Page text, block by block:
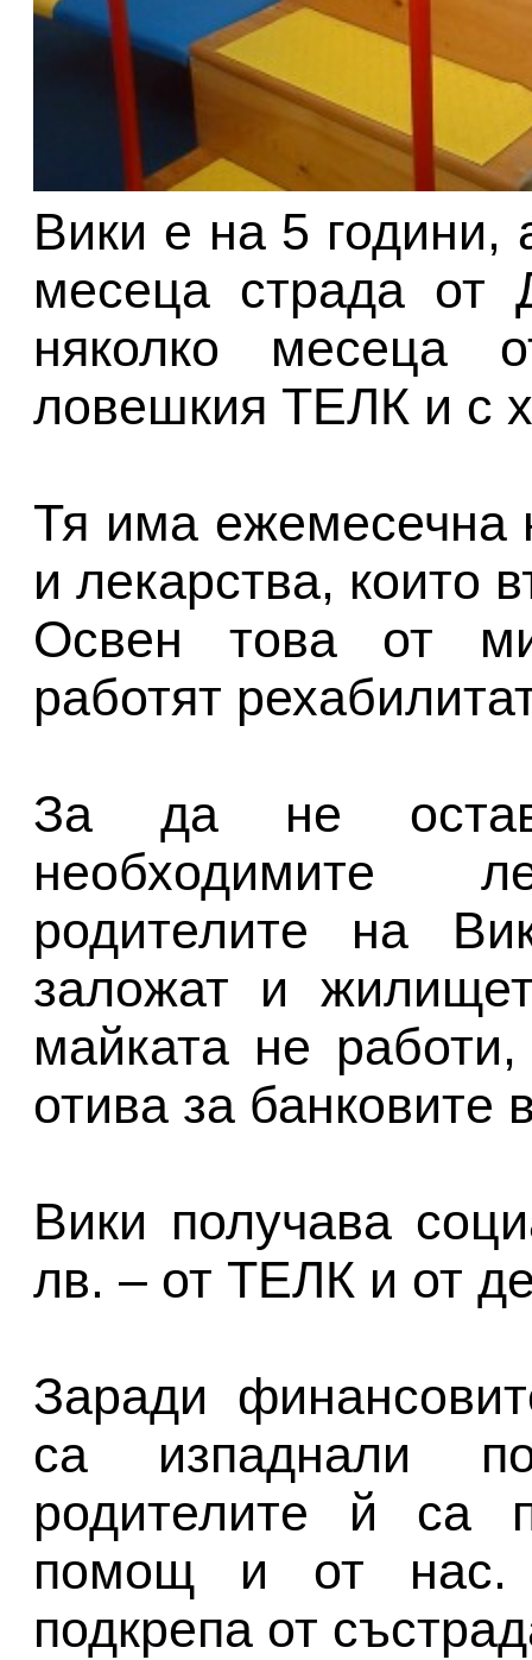
Вики е на 5 години,
месеца страда
няколко месеца
ловешкия ТЕЛК и с
Тя има ежемесечна
и лекарства, които
Освен това от
работят
За да не
необходимите
родителите на
заложат и
майката не
отива за банковите
Вики получава
лв. – от ТЕЛК и от
Заради
са изпаднали
родителите й са
помощ и от нас.
подкрепа от